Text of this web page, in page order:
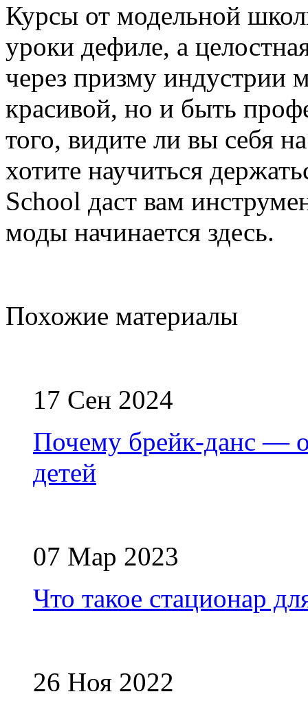
Курсы от модельной
уроки дефиле, а
через призму индустрии
красивой, но и быть
того, видите ли вы себя
хотите научиться
School даст вам
моды начинается здесь.
Похожие материалы
17 Сен 2024
Почему брейк-данс —
детей
07 Мар 2023
Что такое стационар
26 Ноя 2022